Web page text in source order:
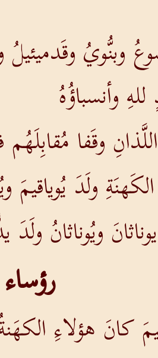
وبنُّويُ
وأنسباؤُهُ
وقَفا
ولَدَ يُوياقيمَ
ويُوناثانُ
كانَ هؤلاءِ